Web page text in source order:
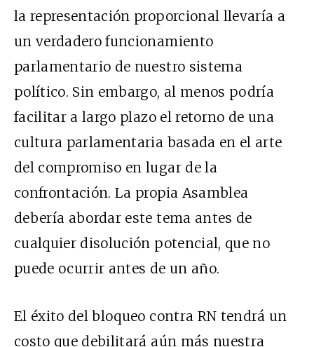
la representación proporcional llevaría a
un verdadero funcionamiento
parlamentario de nuestro sistema
político. Sin embargo, al menos podría
facilitar a largo plazo el retorno de una
cultura parlamentaria basada en el arte
del compromiso en lugar de la
confrontación. La propia Asamblea
debería abordar este tema antes de
cualquier disolución potencial, que no
puede ocurrir antes de un año.
El éxito del bloqueo contra RN tendrá un
costo que debilitará aún más nuestra